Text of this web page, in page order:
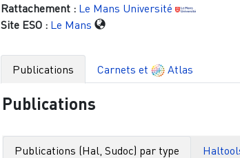
Rattachement : Le Mans Université
Site ESO : Le Mans
Publications Carnets et Atlas
Publications
Publications (Hal, Sudoc) par type